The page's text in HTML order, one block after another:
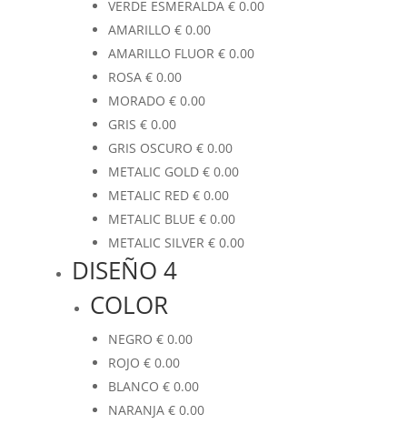
VERDE ESMERALDA €0.00
AMARILLO €0.00
AMARILLO FLUOR €0.00
ROSA €0.00
MORADO €0.00
GRIS €0.00
GRIS OSCURO €0.00
METALIC GOLD €0.00
METALIC RED €0.00
METALIC BLUE €0.00
METALIC SILVER €0.00
DISEÑO 4
COLOR
NEGRO €0.00
ROJO €0.00
BLANCO €0.00
NARANJA €0.00